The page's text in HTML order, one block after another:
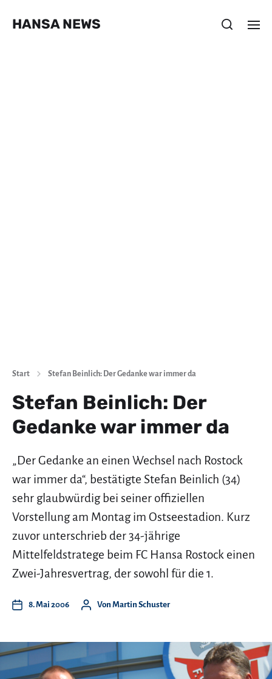
HANSA NEWS
Start Stefan Beinlich: Der Gedanke war immer da
Stefan Beinlich: Der
Gedanke war immer da
„Der Gedanke an einen Wechsel nach Rostock
war immer da“, bestätigte Stefan Beinlich (34)
sehr glaubwürdig bei seiner offiziellen
Vorstellung am Montag im Ostseestadion. Kurz
zuvor unterschrieb der 34-jährige
Mittelfeldstratege beim FC Hansa Rostock einen
Zwei-Jahresvertrag, der sowohl für die 1.
8. Mai 2006 Von Martin Schuster